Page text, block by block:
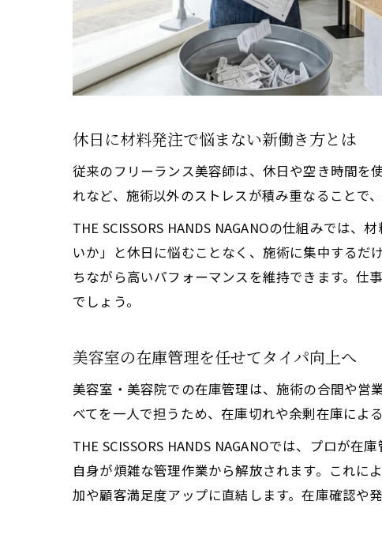
美容室
美容院フ
確定申告
数字に弱
美容師
美容室
美容院
休んで
安心し
経営者では
美容院フ
無駄な
タイパ
休日に材料発注で悩まない新働き方とは
従来のフリーランス美容師は、休日や空き時間を
れなど、施術以外のストレスが積み重なることで
THE SCISSORS HANDS NAGANOの仕組みでは
いか」と休日に悩むことなく、施術に集中するだ
ちながら高いパフォーマンスを維持できます。仕
でしょう。
美容室の在庫管理を任せてタイパ向上へ
美容室・美容院での在庫管理は、施術の合間や営
べてを一人で担うため、在庫切れや余剰在庫によ
THE SCISSORS HANDS NAGANOでは、プロが
自身が煩雑な管理作業から解放されます。これに
加や顧客満足度アップに直結します。在庫確認や